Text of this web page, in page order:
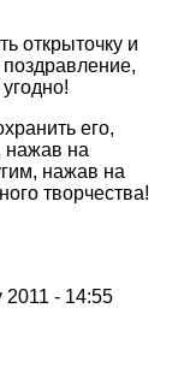
открыточку и
его,
нажав на
нажав на
творчества!
2011 - 14:55